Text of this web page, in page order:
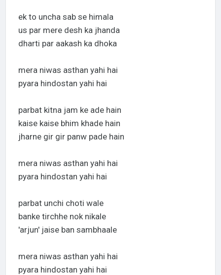
ek to uncha sab se himala
us par mere desh ka jhanda
dharti par aakash ka dhoka
mera niwas asthan yahi hai
pyara hindostan yahi hai
parbat kitna jam ke ade hain
kaise kaise bhim khade hain
jharne gir gir panw pade hain
mera niwas asthan yahi hai
pyara hindostan yahi hai
parbat unchi choti wale
banke tirchhe nok nikale
'arjun' jaise ban sambhaale
mera niwas asthan yahi hai
pyara hindostan yahi hai